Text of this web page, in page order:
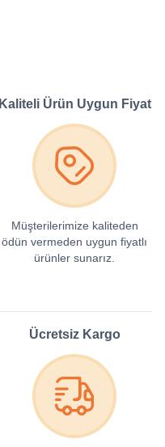
Kaliteli Ürün Uygun Fiyat
Müşterilerimize kaliteden
ödün vermeden uygun fiyatlı
ürünler sunarız.
Ücretsiz Kargo